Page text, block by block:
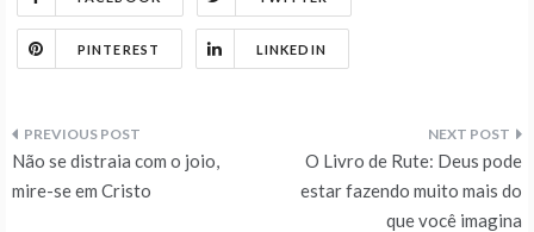
PINTEREST LINKEDIN
Navegação
de
Não se distraia com o joio,
mire-se em Cristo
O Livro de Rute: Deus pode
estar fazendo muito mais do
que você imagina